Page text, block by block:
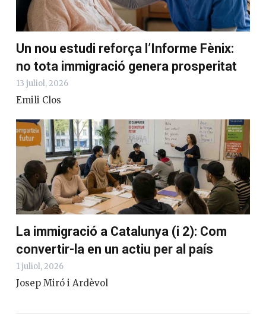
Un nou estudi reforça l’Informe Fènix:
no tota immigració genera prosperitat
13 juliol, 2026
Emili Clos
La immigració a Catalunya (i 2): Com
convertir-la en un actiu per al país
1 juliol, 2026
Josep Miró i Ardèvol